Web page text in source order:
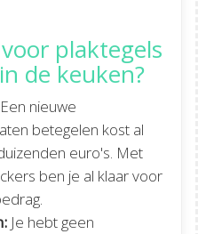
plaktegels
de keuken?
Een nieuwe
betegelen kost al
euro's. Met
ben je al klaar voor
Je hebt geen